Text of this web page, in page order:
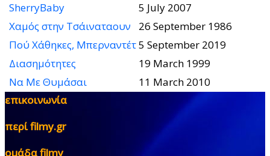
SherryBaby
5 July 2007
Χαμός στην Τσάιναταουν
26 September 1986
Πού Χάθηκες, Μπερναντέτ5 September 2019
Διασημότητες
19 March 1999
Να Με Θυμάσαι
11 March 2010
επικοινωνία
περί filmy.gr
ομάδα filmy